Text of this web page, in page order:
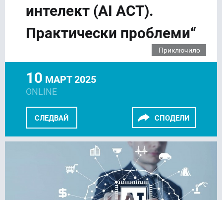
интелект (AI ACT).
Практически проблеми“
Приключило
СЛЕДВАЙ СПОДЕЛИ
10 МАРТ 2025
ONLINE
LINKEDIN